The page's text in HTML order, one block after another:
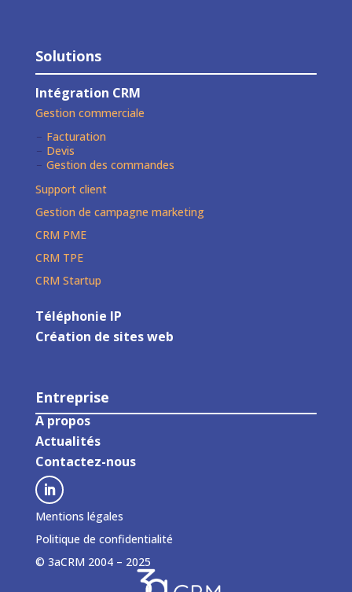
Solutions
Intégration CRM
Gestion commerciale
Facturation
Devis
Gestion des commandes
Support client
Gestion de campagne marketing
CRM PME
CRM TPE
CRM Startup
Téléphonie IP
Création de sites web
Entreprise
A propos
Actualités
Contactez-nous
Mentions légales
Politique de confidentialité
© 3aCRM 2004 – 2025